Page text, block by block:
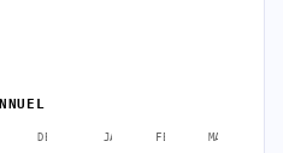
DÉC. JANV. FÉVR. MARS